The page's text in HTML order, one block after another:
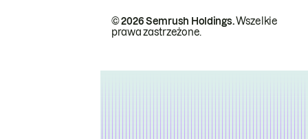
© 2026 Semrush Holdings.Wszelkie
prawa zastrzeżone.